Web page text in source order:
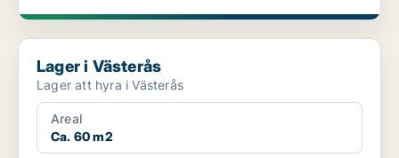
Lager i Västerås
Lager i Västerås
Lager att hyra i Västerås
Areal
Ca. 60 m2